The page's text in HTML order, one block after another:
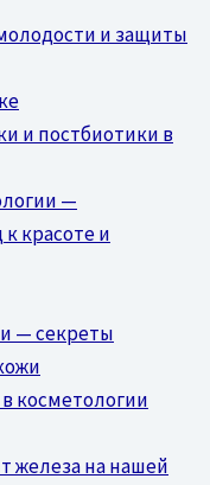
и защиты
и постбиотики в
—
красоте и
— секреты
косметологии
железа на нашей